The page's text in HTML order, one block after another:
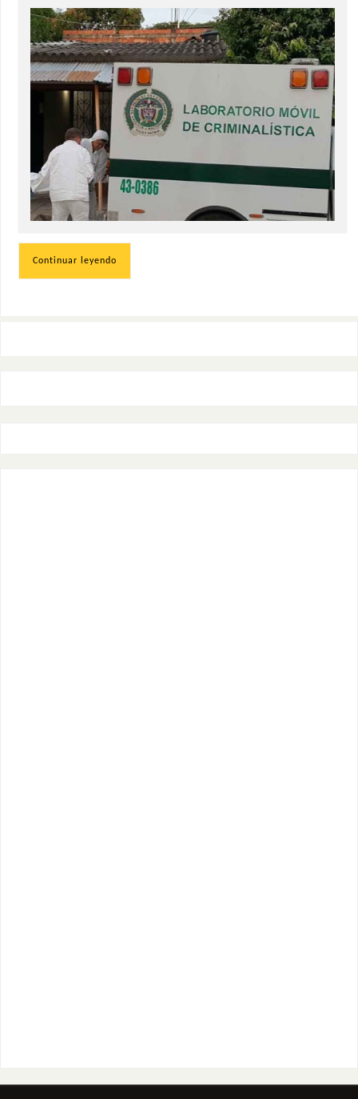
Continuar leyendo